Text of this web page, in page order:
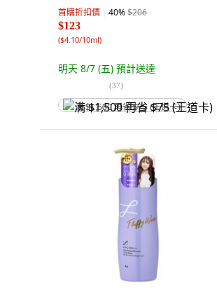
首購折扣價 40%$206
$123
($4.10/10ml)
明天 8/7 (五) 預計送達
(37)
满 $1,500 再省 $75 (王道卡)